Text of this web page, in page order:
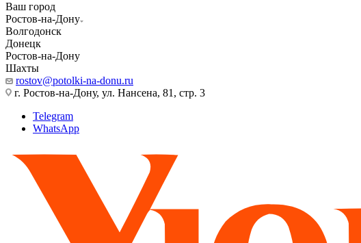
Ваш город
Ростов-на-Дону
Волгодонск
Донецк
Ростов-на-Дону
Шахты
rostov@potolki-na-donu.ru
г. Ростов-на-Дону, ул. Нансена, 81, стр. 3
Telegram
WhatsApp